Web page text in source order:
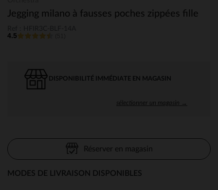
Jegging milano à fausses poches zippées fille
4.5
DISPONIBILITÉ IMMÉDIATE EN MAGASIN
sélectionner un magasin →
Réserver en magasin
MODES DE LIVRAISON DISPONIBLES